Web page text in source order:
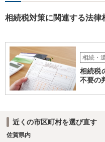
相続税対策に関連する法律
相続・
相続税
不要の
近くの市区町村を選び直す
佐賀県内